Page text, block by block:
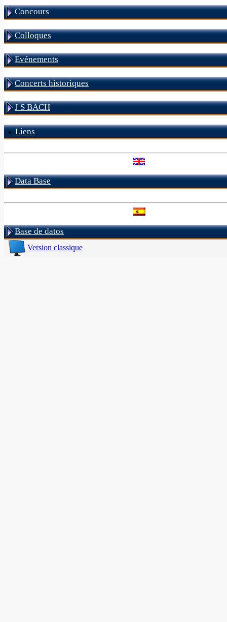
Concours
Colloques
Evénements
Concerts historiques
J S BACH
Liens
Data Base
Base de datos
Version classique